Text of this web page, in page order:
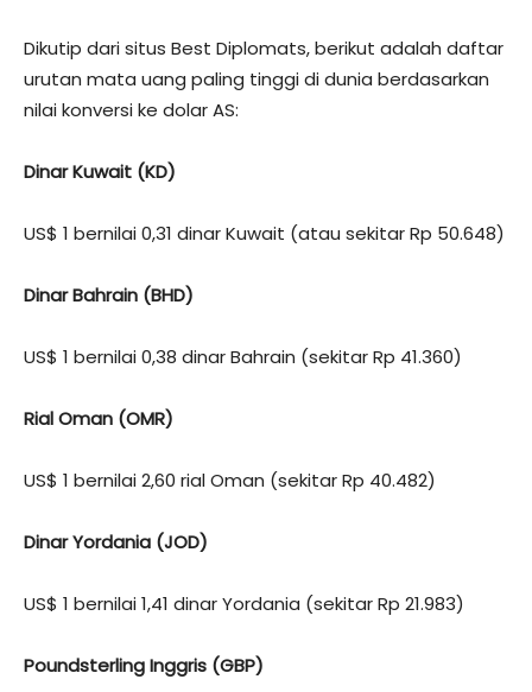
Dikutip dari situs Best Diplomats, berikut adalah daftar
urutan mata uang paling tinggi di dunia berdasarkan
nilai konversi ke dolar AS:
Dinar Kuwait (KD)
US$ 1 bernilai 0,31 dinar Kuwait (atau sekitar Rp 50.648)
Dinar Bahrain (BHD)
US$ 1 bernilai 0,38 dinar Bahrain (sekitar Rp 41.360)
Rial Oman (OMR)
US$ 1 bernilai 2,60 rial Oman (sekitar Rp 40.482)
Dinar Yordania (JOD)
US$ 1 bernilai 1,41 dinar Yordania (sekitar Rp 21.983)
Poundsterling Inggris (GBP)